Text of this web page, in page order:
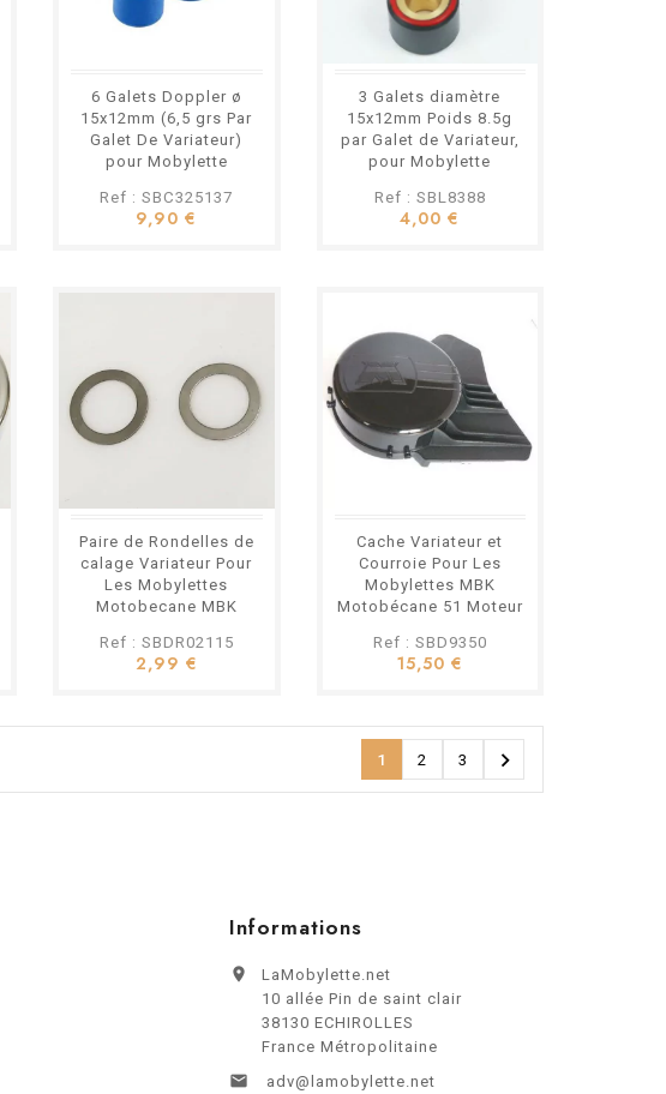
6 Galets Doppler ø
15x12mm (6,5 grs Par
Galet De Variateur)
pour Mobylette
Ref : SBC325137
9,90 €
3 Galets diamètre
15x12mm Poids 8.5g
par Galet de Variateur,
pour Mobylette
Ref : SBL8388
4,00 €
Paire de Rondelles de
calage Variateur Pour
Les Mobylettes
Motobecane MBK
Ref : SBDR02115
2,99 €
Cache Variateur et
Courroie Pour Les
Mobylettes MBK
Motobécane 51 Moteur
Ref : SBD9350
15,50 €
1 2 3 
Informations

LaMobylette.net
10 allée Pin de saint clair
38130 ECHIROLLES
France Métropolitaine
 adv@lamobylette.net